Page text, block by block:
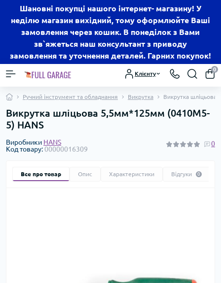
Шановні покупці нашого інтернет- магазину! У
неділю магазин вихідний, тому оформлюйте Ваші
замовлення через кошик. В понеділок з Вами
зв`яжеться наш консультант з приводу
замовлення та уточнення деталей. Гарних покупок!
Клієнту
0
Ручний інструмент та обладнання Викрутка Викрутка
Викрутка шліцьова 5,5мм*125мм (0410M5-
5) HANS
Виробники HANS
Код товару:00000016309
0
Все про товар Опис Характеристики Відгуки 0